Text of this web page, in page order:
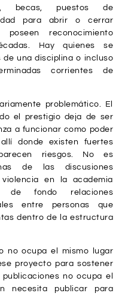
becas, puestos de
para abrir o cerrar
reconocimiento
Hay quienes se
una disciplina o incluso
corrientes de
problemático. El
el prestigio deja de ser
a funcionar como poder
donde existen fuertes
riesgos. No es
de las discusiones
en la academia
de fondo relaciones
entre personas que
dentro de la estructura
no ocupa el mismo lugar
proyecto para sostener
no ocupa el
necesita publicar para